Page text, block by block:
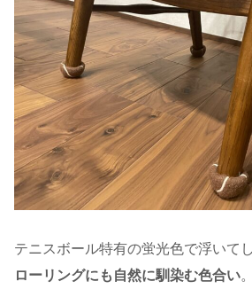
テニスボール特有の蛍光色で浮いて
ローリングにも自然に馴染む色合い。